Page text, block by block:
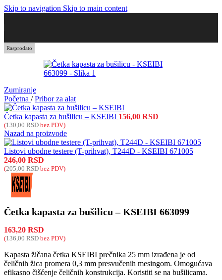
Skip to navigation Skip to main content
Rasprodato
Zumiranje
Početna / Pribor za alat
Četka kapasta za bušilicu – KSEIBI 156,00 RSD
(130,00 RSD bez PDV)
Nazad na proizvode
Listovi ubodne testere (T-prihvat), T244D - KSEIBI 671005
246,00 RSD
(205,00 RSD bez PDV)
Četka kapasta za bušilicu – KSEIBI 663099
163,20 RSD
(136,00 RSD bez PDV)
Kapasta žičana četka KSEIBI prečnika 25 mm izrađena je od
čeličnih žica promera 0,3 mm presvučenih mesingom. Omogućava
efikasno čišćenje čeličnih konstrukcija. Koristiti se na bušilicama.